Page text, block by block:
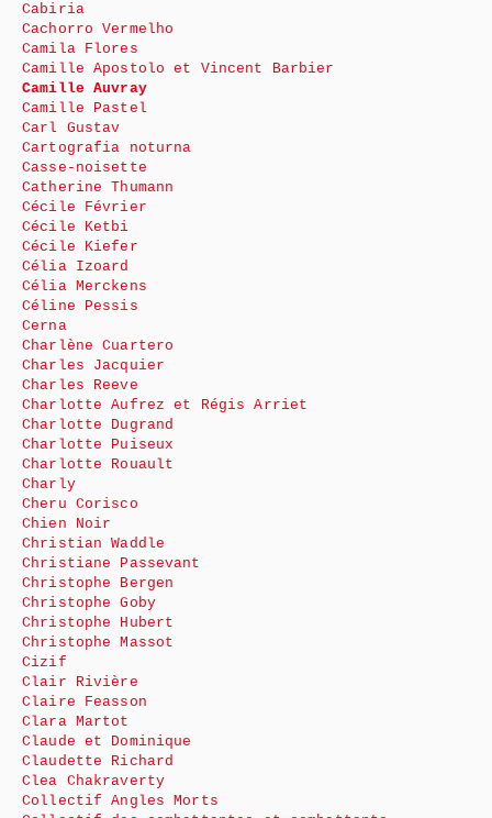
Cabiria
Cachorro Vermelho
Camila Flores
Camille Apostolo et Vincent Barbier
Camille Auvray
Camille Pastel
Carl Gustav
Cartografia noturna
Casse-noisette
Catherine Thumann
Cécile Février
Cécile Ketbi
Cécile Kiefer
Célia Izoard
Célia Merckens
Céline Pessis
Cerna
Charlène Cuartero
Charles Jacquier
Charles Reeve
Charlotte Aufrez et Régis Arriet
Charlotte Dugrand
Charlotte Puiseux
Charlotte Rouault
Charly
Cheru Corisco
Chien Noir
Christian Waddle
Christiane Passevant
Christophe Bergen
Christophe Goby
Christophe Hubert
Christophe Massot
Cizif
Clair Rivière
Claire Feasson
Clara Martot
Claude et Dominique
Claudette Richard
Clea Chakraverty
Collectif Angles Morts